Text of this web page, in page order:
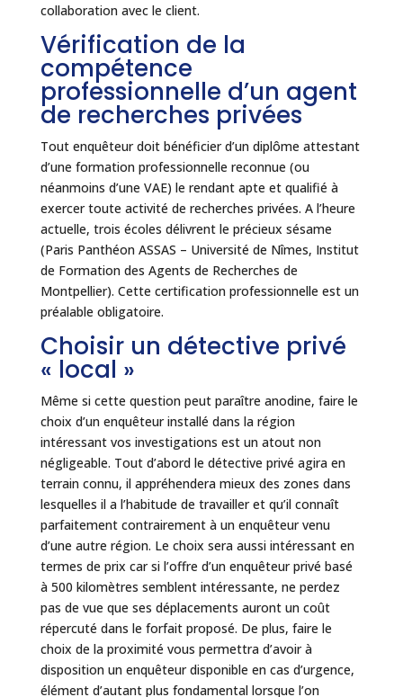
collaboration avec le client.
Vérification de la
compétence
professionnelle d’un agent
de recherches privées
Tout enquêteur doit bénéficier d’un diplôme attestant
d’une formation professionnelle reconnue (ou
néanmoins d’une VAE) le rendant apte et qualifié à
exercer toute activité de recherches privées. A l’heure
actuelle, trois écoles délivrent le précieux sésame
(Paris Panthéon ASSAS – Université de Nîmes, Institut
de Formation des Agents de Recherches de
Montpellier). Cette certification professionnelle est un
préalable obligatoire.
Choisir un détective privé
« local »
Même si cette question peut paraître anodine, faire le
choix d’un enquêteur installé dans la région
intéressant vos investigations est un atout non
négligeable. Tout d’abord le détective privé agira en
terrain connu, il appréhendera mieux des zones dans
lesquelles il a l’habitude de travailler et qu’il connaît
parfaitement contrairement à un enquêteur venu
d’une autre région. Le choix sera aussi intéressant en
termes de prix car si l’offre d’un enquêteur privé basé
à 500 kilomètres semblent intéressante, ne perdez
pas de vue que ses déplacements auront un coût
répercuté dans le forfait proposé. De plus, faire le
choix de la proximité vous permettra d’avoir à
disposition un enquêteur disponible en cas d’urgence,
élément d’autant plus fondamental lorsque l’on